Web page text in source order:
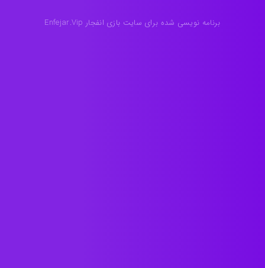
برنامه نویسی شده برای سایت بازی انفجار Enfejar.Vip